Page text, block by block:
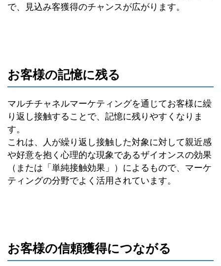
で、見込み客獲得のチャンスが広がります。
お客様の記憶に残る
マルチチャネルマーケティングを通じてお客様に繰
り返し接触することで、記憶に残りやすくなりま
す。
これは、人が繰り返し接触した対象に対して親近感
や好意を抱く心理的な現象であるザイオンスの効果
（または「単純接触効果」）によるもので、マーケ
ティングの分野でよく活用されています。
お客様の信頼獲得につながる